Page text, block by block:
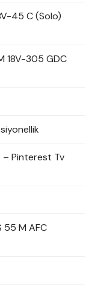
45 C (Solo)
18V-305 GDC
– Pinterest Tv
55 M AFC